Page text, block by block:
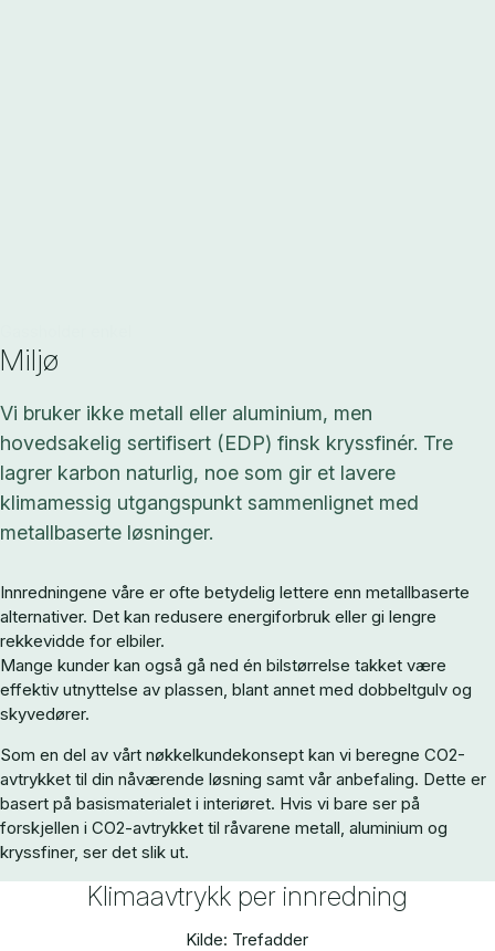
Miljø
Vi bruker ikke metall eller aluminium, men
hovedsakelig sertifisert (EDP) finsk kryssfinér. Tre
lagrer karbon naturlig, noe som gir et lavere
klimamessig utgangspunkt sammenlignet med
metallbaserte løsninger.
Innredningene våre er ofte betydelig lettere enn metallbaserte
alternativer. Det kan redusere energiforbruk eller gi lengre
rekkevidde for elbiler.
Mange kunder kan også gå ned én bilstørrelse takket være
effektiv utnyttelse av plassen, blant annet med dobbeltgulv og
skyvedører.
Som en del av vårt nøkkelkundekonsept kan vi beregne CO2-
avtrykket til din nåværende løsning samt vår anbefaling. Dette er
basert på basismaterialet i interiøret. Hvis vi bare ser på
forskjellen i CO2-avtrykket til råvarene metall, aluminium og
kryssfiner, ser det slik ut.
Klimaavtrykk per innredning
Kilde: Trefadder